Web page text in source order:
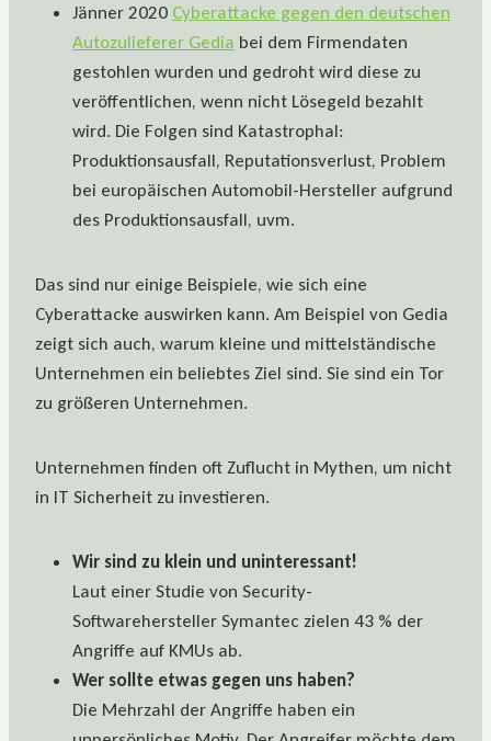
Jänner 2020 Cyberattacke gegen den deutschen
Autozulieferer Gedia bei dem Firmendaten
gestohlen wurden und gedroht wird diese zu
veröffentlichen, wenn nicht Lösegeld bezahlt
wird. Die Folgen sind Katastrophal:
Produktionsausfall, Reputationsverlust, Problem
bei europäischen Automobil-Hersteller aufgrund
des Produktionsausfall, uvm.
Das sind nur einige Beispiele, wie sich eine
Cyberattacke auswirken kann. Am Beispiel von Gedia
zeigt sich auch, warum kleine und mittelständische
Unternehmen ein beliebtes Ziel sind. Sie sind ein Tor
zu größeren Unternehmen.
Unternehmen finden oft Zuflucht in Mythen, um nicht
in IT Sicherheit zu investieren.
Wir sind zu klein und uninteressant!
Laut einer Studie von Security-
Softwarehersteller Symantec zielen 43 % der
Angriffe auf KMUs ab.
Wer sollte etwas gegen uns haben?
Die Mehrzahl der Angriffe haben ein